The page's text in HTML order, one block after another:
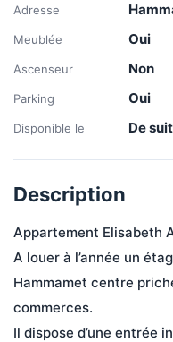
Adresse
Meublée Oui
Ascenseur Non
Parking Oui
Disponible le De
Description
Appartement Elisabeth
A louer à l’année un
Hammamet centre
commerces.
Il dispose d’une entrée